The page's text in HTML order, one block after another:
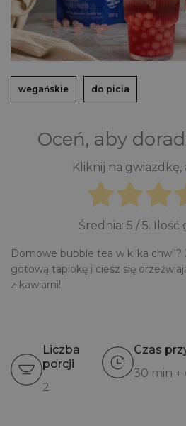
wegańskie do picia
Oceń, aby
Kliknij na gwiazdkę,
Średnia: 5 / 5. Ilość
Domowe bubble tea w kilka chwil?
gotową tapiokę i ciesz się
z kawiarni!
Liczba
porcji
2
Czas
30 min +